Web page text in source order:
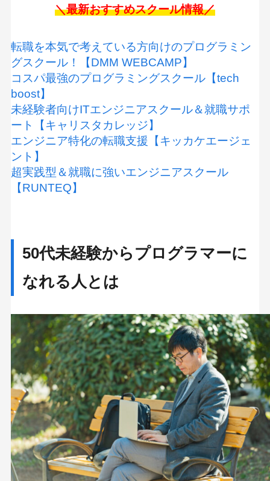
＼最新おすすめスクール情報／
転職を本気で考えている方向けのプログラミン
グスクール！【DMM WEBCAMP】
コスパ最強のプログラミングスクール【tech
boost】
未経験者向けITエンジニアスクール＆就職サポ
ート【キャリスタカレッジ】
エンジニア特化の転職支援【キッカケエージェ
ント】
超実践型＆就職に強いエンジニアスクール
【RUNTEQ】
50代未経験からプログラマーに
なれる人とは